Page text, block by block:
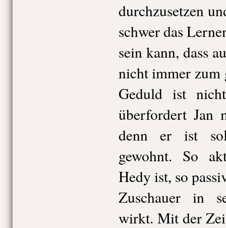
durchzusetzen
schwer das
sein kann, dass
nicht immer zum
Geduld ist
überfordert Jan
denn er ist
gewohnt. So
Hedy ist, so
Zuschauer in
wirkt. Mit der